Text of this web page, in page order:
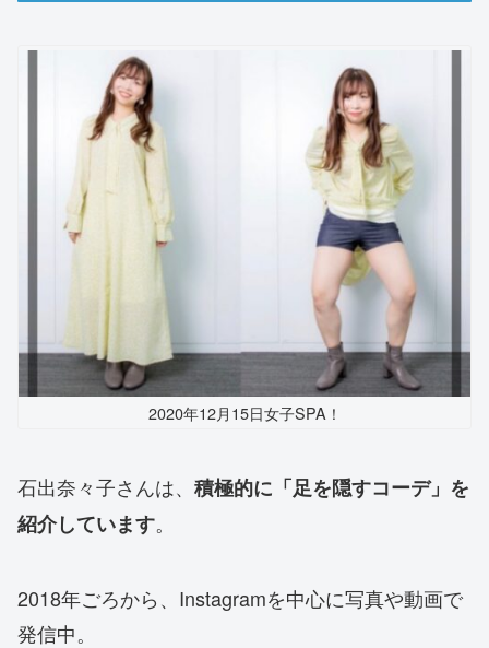
2020年12月15日女子SPA！
石出奈々子さんは、 積極的に「足を隠すコーデ」を
紹介しています。
2018年ごろから、Instagramを中心に写真や動画で
発信中。